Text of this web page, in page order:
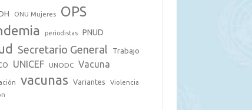
ONU Mujeres OPS
periodistas PNUD
Secretario General Trabajo
UNICEF UNODC Vacuna
vacunas Variantes
Violencia